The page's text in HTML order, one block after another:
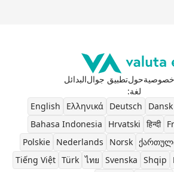
خصوصيةحولتطبيق جوالالبدائل
لغة:
Dansk
Deutsch
Ελληνικά
English
हिन्दी
Hrvatski
Bahasa Indonesia
Norsk
Nederlands
Polskie
Shqip
Svenska
ไทย
Türk
Tiếng Việt